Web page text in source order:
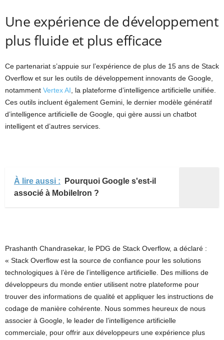
Une expérience de développement
plus fluide et plus efficace
Ce partenariat s’appuie sur l’expérience de plus de 15 ans de Stack
Overflow et sur les outils de développement innovants de Google,
notamment Vertex AI , la plateforme d’intelligence artificielle unifiée.
Ces outils incluent également Gemini, le dernier modèle génératif
d’intelligence artificielle de Google, qui gère aussi un chatbot
intelligent et d’autres services.
À lire aussi :
Pourquoi Google s'est-il
associé à MobileIron ?
Prashanth Chandrasekar, le PDG de Stack Overflow, a déclaré :
« Stack Overflow est la source de confiance pour les solutions
technologiques à l’ère de l’intelligence artificielle. Des millions de
développeurs du monde entier utilisent notre plateforme pour
trouver des informations de qualité et appliquer les instructions de
codage de manière cohérente. Nous sommes heureux de nous
associer à Google, le leader de l’intelligence artificielle
commerciale, pour offrir aux développeurs une expérience plus